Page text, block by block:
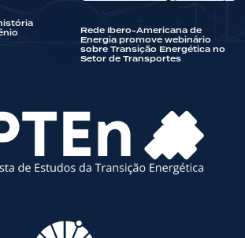
Rede Ibero-Americana de
Energia promove webinário
sobre Transição Energética no
Setor de Transportes